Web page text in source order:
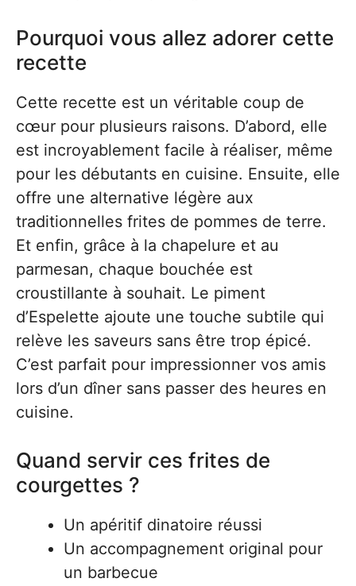
Pourquoi vous allez adorer cette
recette
Cette recette est un véritable coup de
cœur pour plusieurs raisons. D’abord, elle
est incroyablement facile à réaliser, même
pour les débutants en cuisine. Ensuite, elle
offre une alternative légère aux
traditionnelles frites de pommes de terre.
Et enfin, grâce à la chapelure et au
parmesan, chaque bouchée est
croustillante à souhait. Le piment
d’Espelette ajoute une touche subtile qui
relève les saveurs sans être trop épicé.
C’est parfait pour impressionner vos amis
lors d’un dîner sans passer des heures en
cuisine.
Quand servir ces frites de
courgettes ?
Un apéritif dinatoire réussi
Un accompagnement original pour
un barbecue